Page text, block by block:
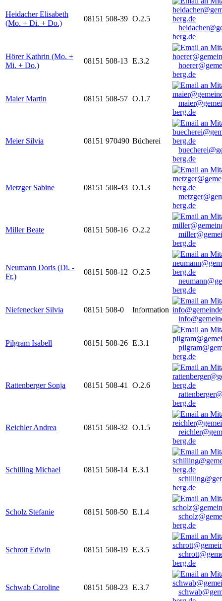
Heidacher Elisabeth
(Mo. + Di. + Do.)
08151 508-39 O.2.5
berg.de
Hörer Kathrin (Mo. +
Mi. + Do.)
08151 508-13 E.3.2
berg.de
Maier Martin 08151 508-57 O.1.7
berg.de
Meier Silvia 08151 970490 Bücherei
berg.de
Metzger Sabine 08151 508-43 O.1.3
berg.de
Miller Beate 08151 508-16 O.2.2
berg.de
Neumann Doris (Di. -
Fr.)
08151 508-12 O.2.5
berg.de
Niefenecker Silvia 08151 508-0
Information
Pilgram Isabell 08151 508-26 E.3.1
berg.de
Rattenberger Sonja 08151 508-41
O.2.6
berg.de
Reichler Andrea 08151 508-32 O.1.5
berg.de
Schilling Michael 08151 508-14 E.3.1
berg.de
Scholz Stefanie 08151 508-50 E.1.4
berg.de
Schrott Edwin 08151 508-19 E.3.5
berg.de
Schwab Caroline 08151 508-23 E.3.7